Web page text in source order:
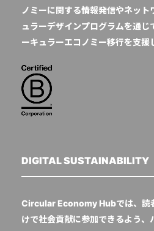
ノミーに関する情報発信やネット
ュラーデザインプログラムを通じ
ーキュラーエコノミー移行を支援
DIGITAL SUSTAINABILITY
Circular Economy Hubでは、読
けで社会貢献に参加できるよう、